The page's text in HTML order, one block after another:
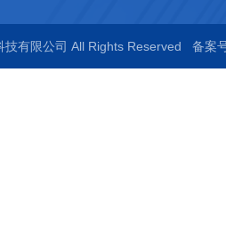
技有限公司 All Rights Reserved 备案